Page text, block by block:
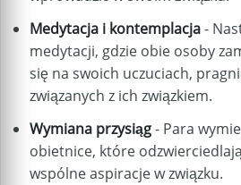
Medytacja i kontemplacja-
medytacji, gdzie obie osoby
się na swoich uczuciach,
związanych z ich związkiem.
Wymiana przysiąg- Para
obietnice, które
wspólne aspiracje w związku.